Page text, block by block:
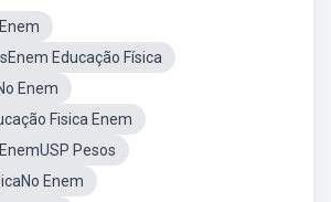
Educação Física
Enem
Fisica Enem
Pesos
Enem